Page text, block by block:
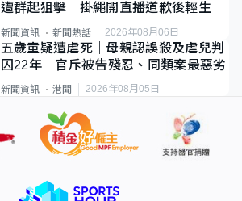
遭群起狙擊 掛繩開直播道歉後輕生
新聞資訊 新聞熱話 2026年08月06日
五歲童疑遭虐死｜母親認誤殺及虐兒判
囚22年 官斥被告殘忍、同類案最惡劣
新聞資訊 港聞 2026年08月05日